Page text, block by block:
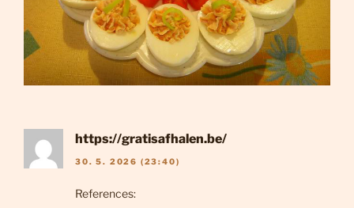
https://gratisafhalen.be/
30. 5. 2026 (23:40)
References: